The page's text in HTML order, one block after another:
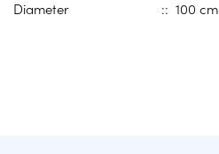
Diameter :: 100 cm